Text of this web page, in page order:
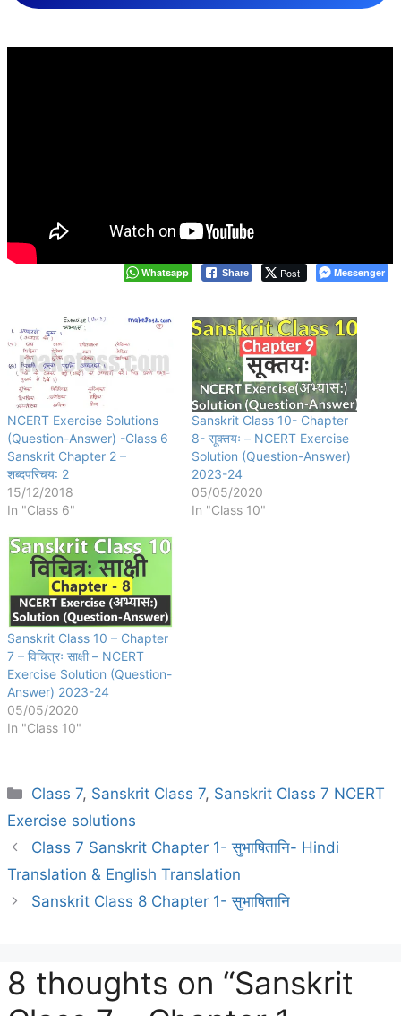
Whatsapp Share Post Messenger
NCERT Exercise Solutions
(Question-Answer) -Class 6
Sanskrit Chapter 2 –
शब्दपरिचय: 2
15/12/2018
In "Class 6"
Sanskrit Class 10- Chapter
8- सूक्तयः – NCERT Exercise
Solution (Question-Answer)
2023-24
05/05/2020
In "Class 10"
Sanskrit Class 10 – Chapter
7 – विचित्रः साक्षी – NCERT
Exercise Solution (Question-
Answer) 2023-24
05/05/2020
In "Class 10"
Categories
Class 7, Sanskrit Class 7, Sanskrit Class 7 NCERT
Exercise solutions
Class 7 Sanskrit Chapter 1- सुभाषितानि- Hindi
Translation & English Translation
Sanskrit Class 8 Chapter 1- सुभाषितानि
8 thoughts on “Sanskrit